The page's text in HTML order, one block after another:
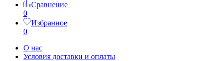
Сравнение
0
Избранное
0
О нас
Условия доставки и оплаты